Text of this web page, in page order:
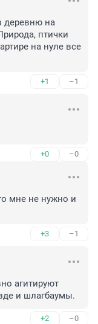
деревню на
птички
на нуле все
+1 –1
+0 –0
мне не нужно и
+3 –1
агитируют
и шлагбаумы.
+2 –0